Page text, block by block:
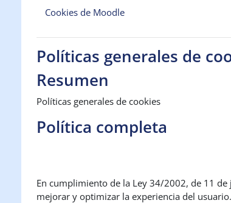
Cookies de Moodle
Políticas generales de
Resumen
Políticas generales de cookies
Política completa
En cumplimiento de la Ley 34/2002, de 11
mejorar y optimizar la experiencia del